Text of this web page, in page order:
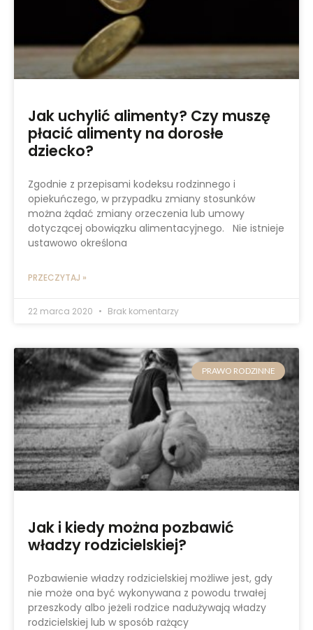
Jak uchylić alimenty? Czy muszę
płacić alimenty na dorosłe
dziecko?
Zgodnie z przepisami kodeksu rodzinnego i
opiekuńczego, w przypadku zmiany stosunków
można żądać zmiany orzeczenia lub umowy
dotyczącej obowiązku alimentacyjnego. Nie istnieje
ustawowo określona
PRZECZYTAJ »
22 marca 2020 Brak komentarzy
PRAWO RODZINNE
Jak i kiedy można pozbawić
władzy rodzicielskiej?
Pozbawienie władzy rodzicielskiej możliwe jest, gdy
nie może ona być wykonywana z powodu trwałej
przeszkody albo jeżeli rodzice nadużywają władzy
rodzicielskiej lub w sposób rażący